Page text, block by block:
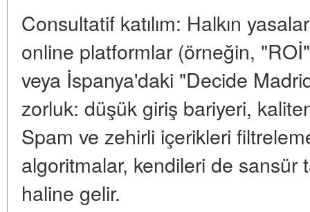
Consultatif katılım: Halkın
online platformlar (örneğin,
veya İspanya'daki "Decide
zorluk: düşük giriş bariyeri,
Spam ve zehirli içerikleri
algoritmalar, kendileri de sansür
haline gelir.